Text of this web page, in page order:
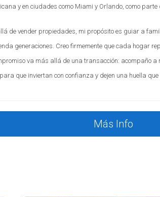
en tu cálculo. Estos pueden variar
de tu rentabilidad.
la propiedad con el tiempo. Este
si sigues estos pasos: 1. **Suma tus
y en ciudades como Miami y Orlando, como parte
de vender propiedades, mi propósito es guiar a
generaciones. Creo firmemente que cada hogar
va más allá de una transacción: acompaño a
que inviertan con confianza y dejen una huella que
Más Info